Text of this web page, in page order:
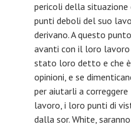
pericoli della
punti deboli del suo
derivano. A questo
avanti con il loro lavoro
stato loro detto e che
opinioni, e se
per aiutarli a
lavoro, i loro punti di
dalla sor. White,